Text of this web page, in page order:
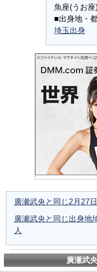
魚座(うお座
■出身地・
埼玉出身
廣瀬武央と同じ2月27
廣瀬武央と同じ出身地
人
廣瀬武